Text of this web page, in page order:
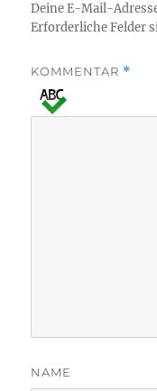
Deine E-Mail-
Erforderliche Felder
KOMMENTAR *
NAME